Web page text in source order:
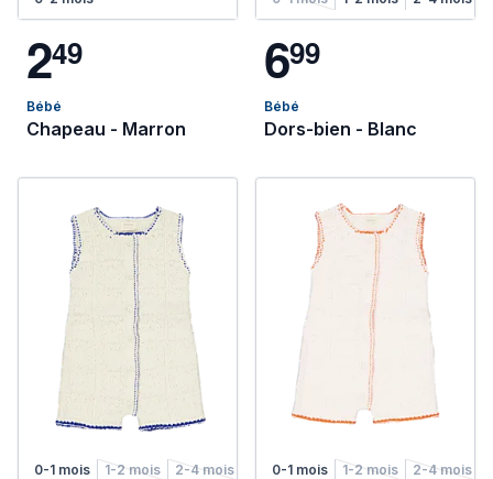
249
Bébé
Chapeau - Marron
699
Bébé
Dors-bien - Blanc
0-1 mois 1-2 mois 2-4 mois 4-6 mois
0-1 mois 1-2 mois 2-4 mois